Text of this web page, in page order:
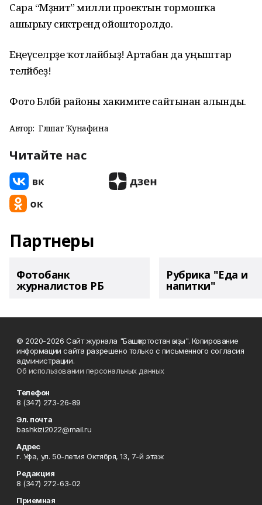
Сара “Мәҙәниәт” милли проектын тормошҡа
ашырыу сиктәрендә ойошторолдо.
Еңеүселәрҙе ҡотлайбыҙ! Артабан да уңыштар
теләйбеҙ!
Фото Бәләбәй районы хакимиәте сайтынан алынды.
Автор: Гөлшат Ҡунафина
Читайте нас
Партнеры
Фотобанк
журналистов РБ
Рубрика "Еда и
напитки"
© 2020-2026 Сайт журнала "Башҡортостан ҡыҙы". Копирование
информации сайта разрешено только с письменного согласия
администрации.
Об использовании персональных данных
Телефон
8 (347) 273-26-89
Эл. почта
bashkizi2022@mail.ru
Адрес
г. Уфа, ул. 50-летия Октября, 13, 7-й этаж
Редакция
8 (347) 272-63-02
Приемная